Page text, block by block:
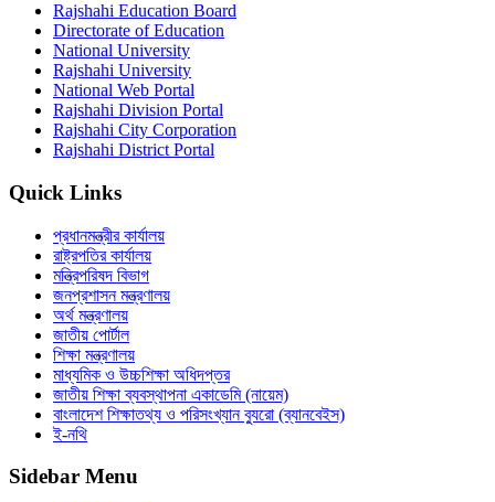
Rajshahi Education Board
Directorate of Education
National University
Rajshahi University
National Web Portal
Rajshahi Division Portal
Rajshahi City Corporation
Rajshahi District Portal
Quick Links
প্রধানমন্ত্রীর কার্যালয়
রাষ্ট্রপতির কার্যালয়
মন্ত্রিপরিষদ বিভাগ
জনপ্রশাসন মন্ত্রণালয়
অর্থ মন্ত্রণালয়
জাতীয় পোর্টাল
শিক্ষা মন্ত্রণালয়
মাধ্যমিক ও উচ্চশিক্ষা অধিদপ্তর
জাতীয় শিক্ষা ব্যবস্থাপনা একাডেমি (নায়েম)
বাংলাদেশ শিক্ষাতথ্য ও পরিসংখ্যান ব্যুরো (ব্যানবেইস)
ই-নথি
Sidebar Menu